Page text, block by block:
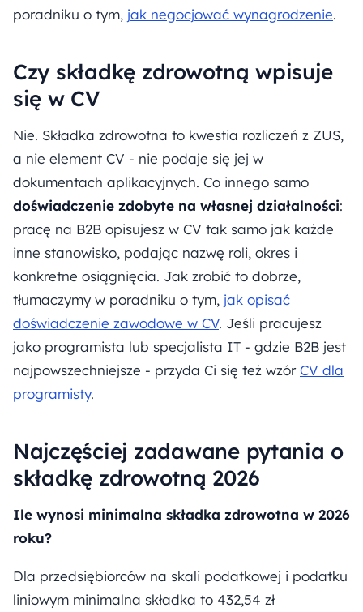
poradniku o tym, jak negocjować wynagrodzenie.
Czy składkę zdrowotną wpisuje
się w CV
Nie. Składka zdrowotna to kwestia rozliczeń z ZUS,
a nie element CV - nie podaje się jej w
dokumentach aplikacyjnych. Co innego samo
doświadczenie zdobyte na własnej działalności:
pracę na B2B opisujesz w CV tak samo jak każde
inne stanowisko, podając nazwę roli, okres i
konkretne osiągnięcia. Jak zrobić to dobrze,
tłumaczymy w poradniku o tym, jak opisać
doświadczenie zawodowe w CV. Jeśli pracujesz
jako programista lub specjalista IT - gdzie B2B jest
najpowszechniejsze - przyda Ci się też wzórCV dla
programisty.
Najczęściej zadawane pytania o
składkę zdrowotną 2026
Ile wynosi minimalna składka zdrowotna w 2026
roku?
Dla przedsiębiorców na skali podatkowej i podatku
liniowym minimalna składka to 432,54 zł